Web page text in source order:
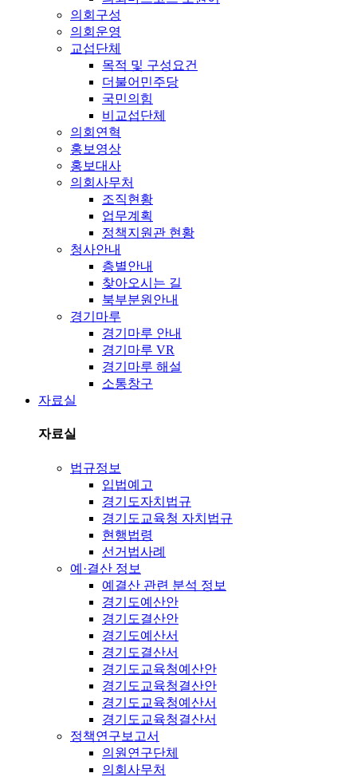
의회구성
의회운영
교섭단체
목적 및 구성요건
더불어민주당
국민의힘
비교섭단체
의회연혁
홍보영상
홍보대사
의회사무처
조직현황
업무계획
정책지원관 현황
청사안내
층별안내
찾아오시는 길
북부분원안내
경기마루
경기마루 안내
경기마루 VR
경기마루 해설
소통창구
자료실
자료실
법규정보
입법예고
경기도자치법규
경기도교육청 자치법규
현행법령
선거법사례
예·결산 정보
예결산 관련 분석 정보
경기도예산안
경기도결산안
경기도예산서
경기도결산서
경기도교육청예산안
경기도교육청결산안
경기도교육청예산서
경기도교육청결산서
정책연구보고서
의원연구단체
의회사무처